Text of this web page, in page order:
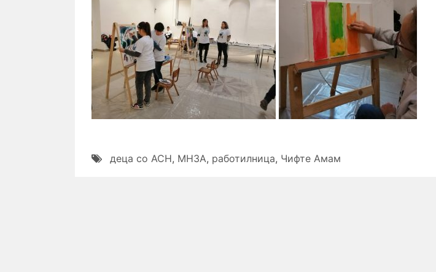
деца со АСН, МНЗА, работилница, Чифте Амам